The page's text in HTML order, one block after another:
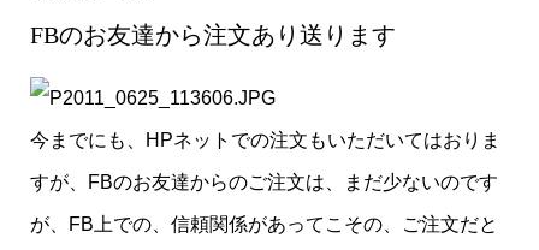
FBのお友達から注文あり送ります
今までにも、HPネットでの注文もいただいてはおりま
すが、FBのお友達からのご注文は、まだ少ないのです
が、FB上での、信頼関係があってこその、ご注文だと